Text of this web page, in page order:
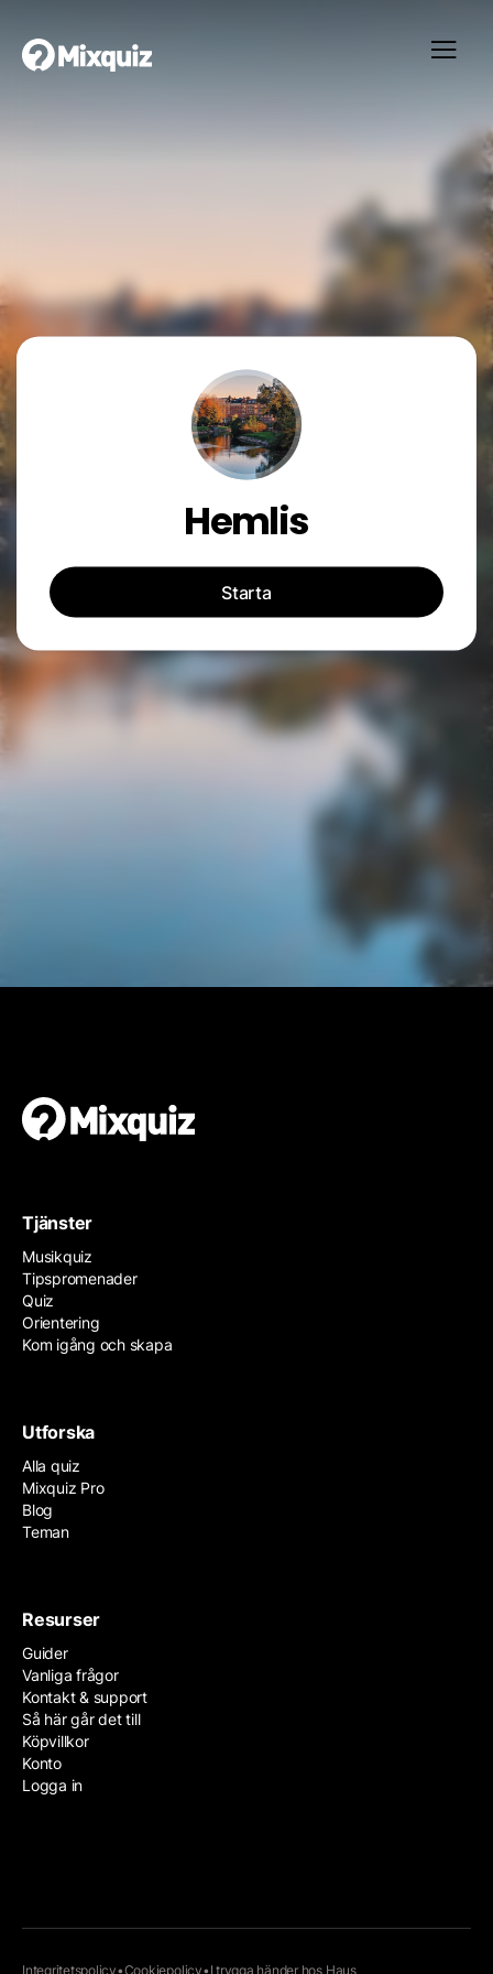
Hemlis
Starta
Tjänster
Musikquiz
Tipspromenader
Quiz
Orientering
Kom igång och skapa
Utforska
Alla quiz
Mixquiz Pro
Blog
Teman
Resurser
Guider
Vanliga frågor
Kontakt & support
Så här går det till
Köpvillkor
Konto
Logga in
Integritetspolicy•Cookiepolicy•I trygga händer hos Haus